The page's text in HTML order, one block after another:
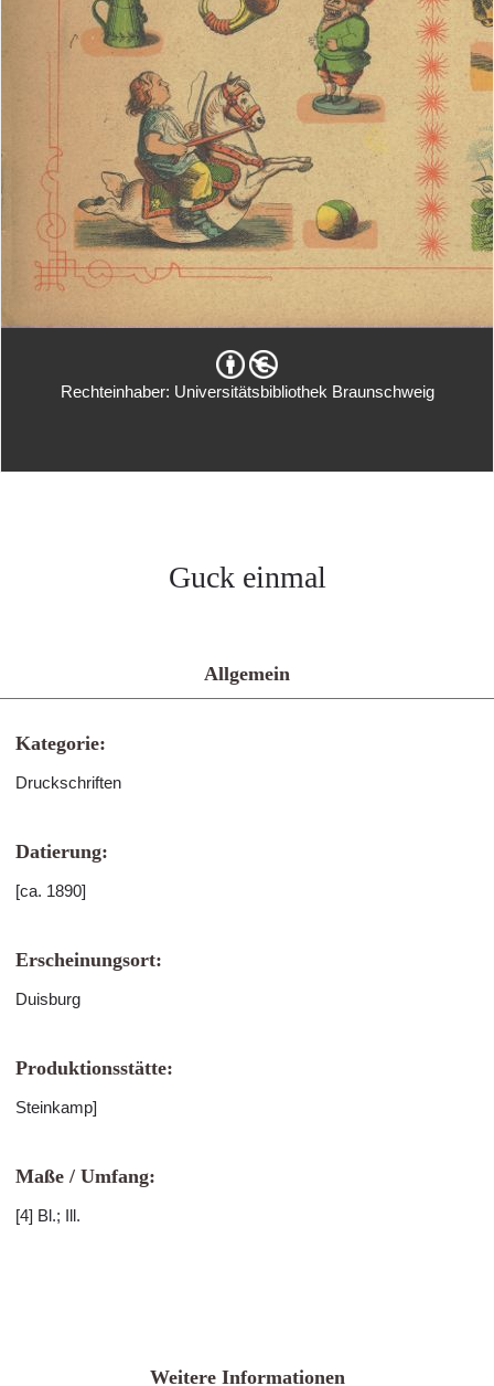
Rechteinhaber: Universitätsbibliothek Braunschweig
Guck einmal
Allgemein
Kategorie:
Druckschriften
Datierung:
[ca. 1890]
Erscheinungsort:
Duisburg
Produktionsstätte:
Steinkamp]
Maße / Umfang:
[4] Bl.; Ill.
Weitere Informationen